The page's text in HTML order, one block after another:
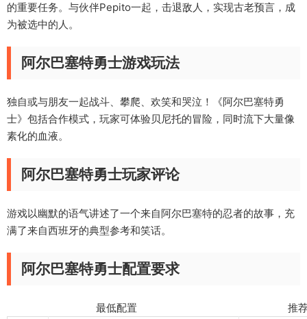
的重要任务。与伙伴Pepito一起，击退敌人，实现古老预言，成
为被选中的人。
阿尔巴塞特勇士游戏玩法
独自或与朋友一起战斗、攀爬、欢笑和哭泣！《阿尔巴塞特勇
士》包括合作模式，玩家可体验贝尼托的冒险，同时流下大量像
素化的血液。
阿尔巴塞特勇士玩家评论
游戏以幽默的语气讲述了一个来自阿尔巴塞特的忍者的故事，充
满了来自西班牙的典型参考和笑话。
阿尔巴塞特勇士配置要求
最低配置 推荐配